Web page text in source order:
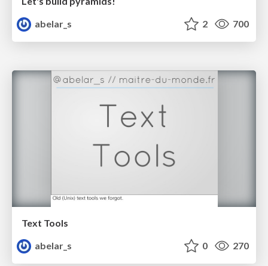
abelar_s
2 700
Text Tools
abelar_s
0 270